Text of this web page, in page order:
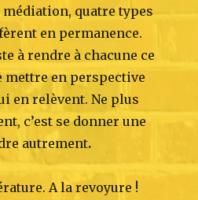
quatre types
en permanence.
à rendre à chacune ce
mettre en perspective
en relèvent. Ne plus
c’est se donner une
autrement.
A la revoyure !